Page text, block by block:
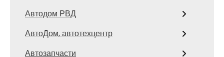
Автодом РВД
АвтоДом, автотехцентр
Автозапчасти